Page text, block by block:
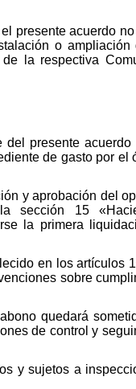
presente acuerdo
o ampliación
la respectiva
presente acuerdo
de gasto por el
y aprobación del
sección 15
la primera
en los artículos
sobre
quedará
de control y
y sujetos a